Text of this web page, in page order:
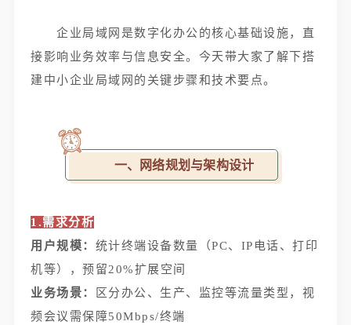
企业局域网是数字化办公的核心基础设施，直
接影响业务效率与信息安全。今天带大家了解下搭
建中小企业局域网的关键步骤和技术要点。
一、网络规划与架构设计
1.需求分析
用户规模： 统计终端设备数量（PC、IP电话、打印
机等），预留20%扩展空间
业务场景：
区分办公、生产、监控等流量类型，视
频会议需保障50Mbps/终端